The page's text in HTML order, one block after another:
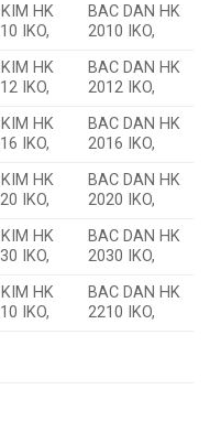
HK
IKO,
BAC DAN HK
2010 IKO,
HK
IKO,
BAC DAN HK
2012 IKO,
HK
IKO,
BAC DAN HK
2016 IKO,
HK
IKO,
BAC DAN HK
2020 IKO,
HK
IKO,
BAC DAN HK
2030 IKO,
HK
IKO,
BAC DAN HK
2210 IKO,